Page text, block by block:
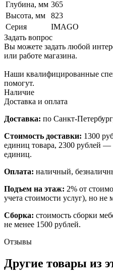
Глубина, мм 365
Высота, мм
823
Серия
IMAGO
Задать вопрос
Вы можете задать любой
или работе магазина.
Наши квалифицированные
помогут.
Наличие
Доставка и оплата
Доставка: по Санкт-
Стоимость доставки: 1300
единиц товара, 2300 рублей —
единиц.
Оплата: наличный,
Подъем на этаж: 2% от
учета стоимости услуг), но не
Сборка: стоимость сборки
не менее 1500 рублей.
Отзывы
Другие товары из